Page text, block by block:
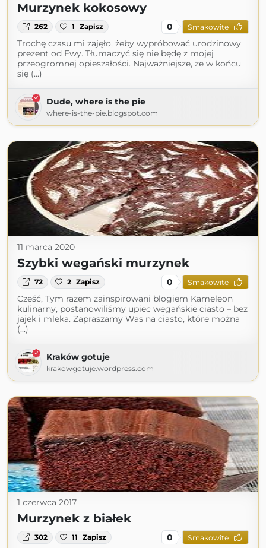
Murzynek kokosowy
262 1 Zapisz 0 Smakowite
Trochę czasu mi zajęło, żeby wypróbować urodzinowy
prezent od Ewy. Tłumaczyć się nie będę z mojej
przeogromnej opieszałości. Najważniejsze, że w końcu
się (...)
Dude, where is the pie
where-is-the-pie.blogspot.com
11 marca 2020
Szybki wegański murzynek
72 2 Zapisz 0 Smakowite
Cześć, Tym razem zainspirowani blogiem Kameleon
kulinarny, postanowiliśmy upiec wegańskie ciasto – bez
jajek i mleka. Zapraszamy Was na ciasto, które można
(...)
Kraków gotuje
krakowgotuje.wordpress.com
1 czerwca 2017
Murzynek z białek
302 11 Zapisz 0 Smakowite